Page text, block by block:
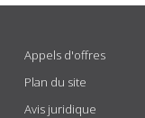
Appels d'offres
Plan du site
Avis juridique